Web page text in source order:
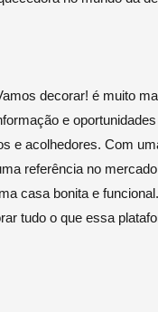
decorar! é muito
e
e acolhedores. Com
referência no
casa bonita e
tudo o que essa